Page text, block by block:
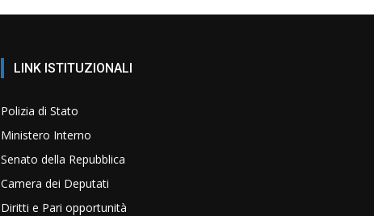
LINK ISTITUZIONALI
Polizia di Stato
Ministero Interno
Senato della Repubblica
Camera dei Deputati
Diritti e Pari opportunità